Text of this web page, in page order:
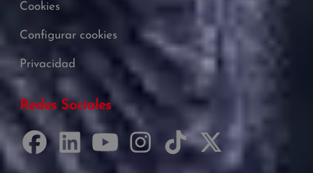
Cookies
Configurar cookies
Privacidad
Redes Sociales